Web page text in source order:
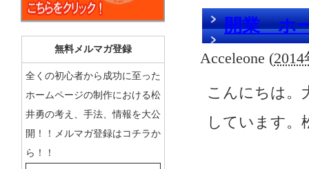
開業 ホ
Acceleone (
こんにちは。
しています。
無料メルマガ登録
全くの初心者から成功に至った
ホームページの制作における松
井勇の考え、手法、情報を大公
開！！メルマガ登録はコチラか
ら！！